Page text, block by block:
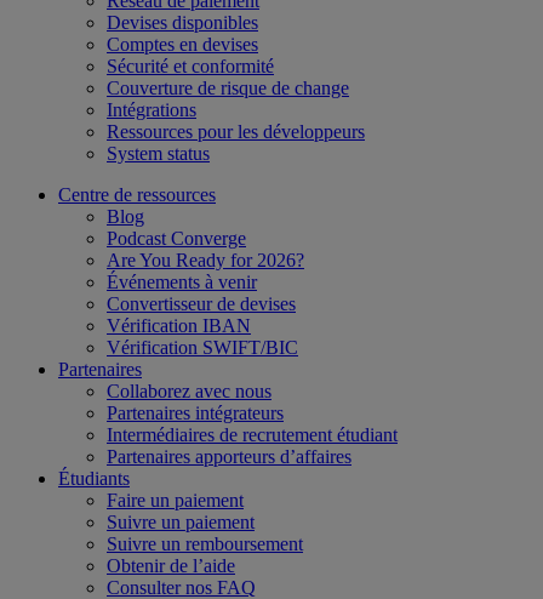
Devises disponibles
Comptes en devises
Sécurité et conformité
Couverture de risque de change
Intégrations
Ressources pour les développeurs
System status
Centre de ressources
Blog
Podcast Converge
Are You Ready for 2026?
Événements à venir
Convertisseur de devises
Vérification IBAN
Vérification SWIFT/BIC
Partenaires
Collaborez avec nous
Partenaires intégrateurs
Intermédiaires de recrutement étudiant
Partenaires apporteurs d’affaires
Étudiants
Faire un paiement
Suivre un paiement
Suivre un remboursement
Obtenir de l’aide
Consulter nos FAQ